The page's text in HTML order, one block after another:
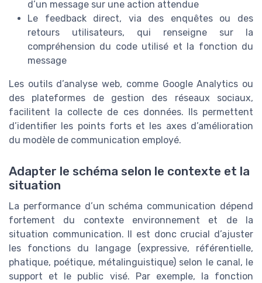
d’un message sur une action attendue
Le feedback direct, via des enquêtes ou des
retours utilisateurs, qui renseigne sur la
compréhension du code utilisé et la fonction du
message
Les outils d’analyse web, comme Google Analytics ou
des plateformes de gestion des réseaux sociaux,
facilitent la collecte de ces données. Ils permettent
d’identifier les points forts et les axes d’amélioration
du modèle de communication employé.
Adapter le schéma selon le contexte et la
situation
La performance d’un schéma communication dépend
fortement du contexte environnement et de la
situation communication. Il est donc crucial d’ajuster
les fonctions du langage (expressive, référentielle,
phatique, poétique, métalinguistique) selon le canal, le
support et le public visé. Par exemple, la fonction